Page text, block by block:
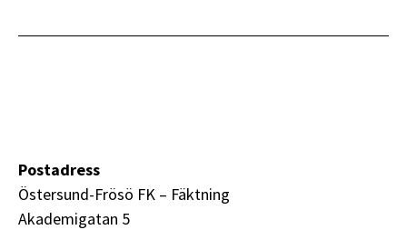
Postadress
Östersund-Frösö FK – Fäktning
Akademigatan 5